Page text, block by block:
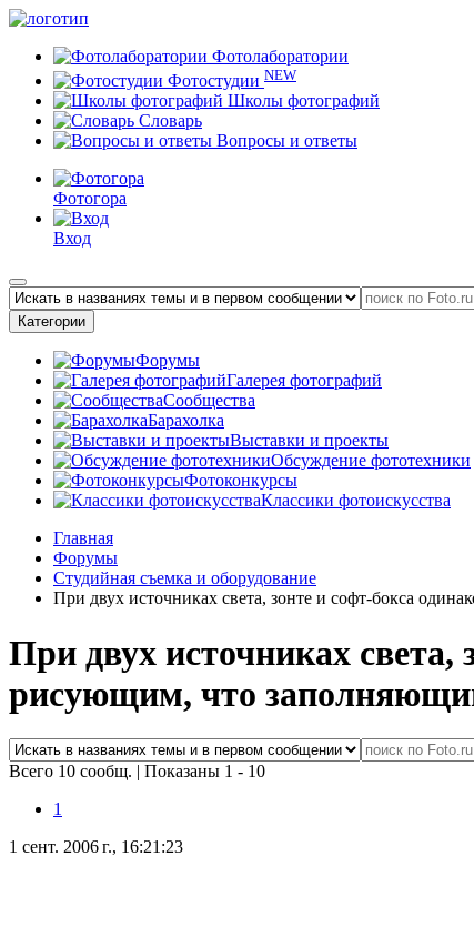
Фотолаборатории
Фотостудии NEW
Школы фотографий
Словарь
Вопросы и ответы
Фотогора
Вход
Категории
Форумы
Галерея фотографий
Сообщества
Барахолка
Выставки и проекты
Обсуждение фототехники
Фотоконкурсы
Классики фотоискусства
Главная
Форумы
Студийная съемка и оборудование
При двух источниках света, зонте и софт-бокса
При двух источниках света,
рисующим, что
Всего 10 сообщ. | Показаны 1 - 10
1
1 сент. 2006 г., 16:21:23